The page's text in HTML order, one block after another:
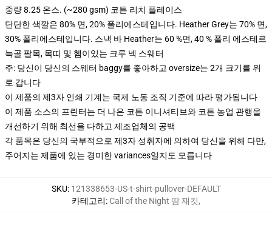
중량 8.25 온스. (~280 gsm) 코튼 리치 플레이스
단단한 색깔은 80% 면, 20% 폴리에스테입니다. Heather Grey는 70% 면,
30% 폴리에스테입니다. 스낵 바 Heather는 60 %면, 40 % 폴리 에스테르
늑골 팔목, 목띠 및 헴이있는 크루 넥 스웨터
주: 당신이 당신의 스웨터 baggy를 좋아하고 oversize는 2개 크기를 위
로 갑니다
이 제품의 제3자 인쇄 기계는 국제 노동 조직 기준에 따라 평가됩니다
이 제품 소스의 프린터는 더 나은 코튼 이니셔티브와 코튼 농업 관행을
개선하기 위해 최선을 다하고 제조업체의 공백
각 품목은 당신의 국부적으로 제3자 성취자에 의하여 당신을 위해 다만,
주어지는 제품에 있는 경미한 variances일지도 모릅니다
SKU: 121338653-US-t-shirt-pullover-DEFAULT
카테고리: Call of the Night 땀 재킷,